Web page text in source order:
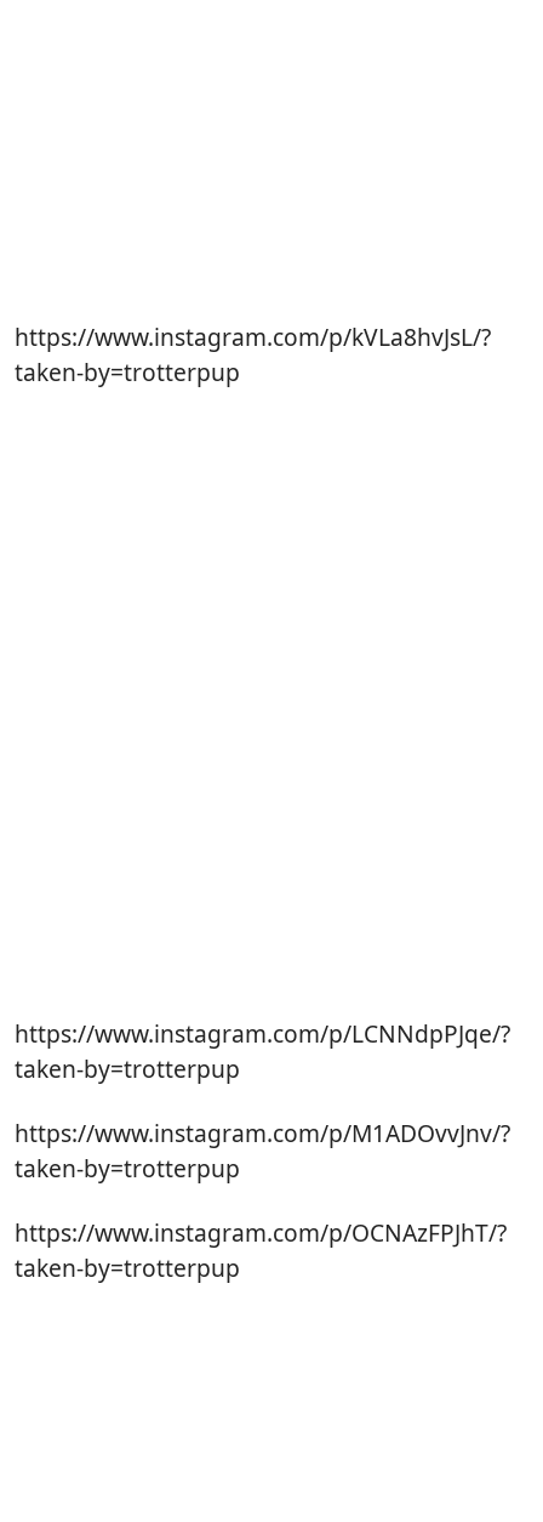
https://www.instagram.com/p/kVLa8hvJsL/?
taken-by=trotterpup
https://www.instagram.com/p/LCNNdpPJqe/?
taken-by=trotterpup
https://www.instagram.com/p/M1ADOvvJnv/?
taken-by=trotterpup
https://www.instagram.com/p/OCNAzFPJhT/?
taken-by=trotterpup